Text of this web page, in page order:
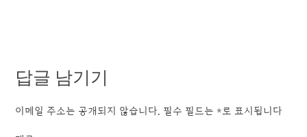
답글 남기기
이메일 주소는 공개되지 않습니다. 필수 필드는 *로 표시됩니다